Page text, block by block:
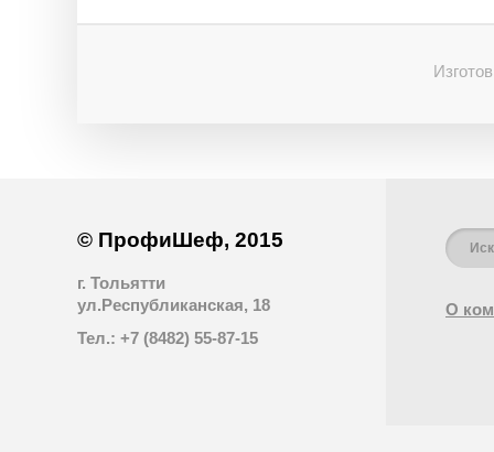
© ПрофиШеф, 2015
г. Тольятти
ул.Республиканская, 18
Тел.: +7 (8482) 55-87-15
О